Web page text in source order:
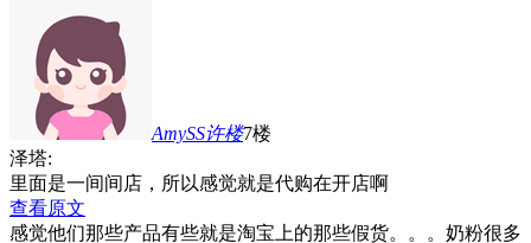
AmySS许楼7楼
泽塔:
里面是一间间店，所以感觉就是代购在开店啊
查看原文
感觉他们那些产品有些就是淘宝上的那些假货。。。奶粉很多